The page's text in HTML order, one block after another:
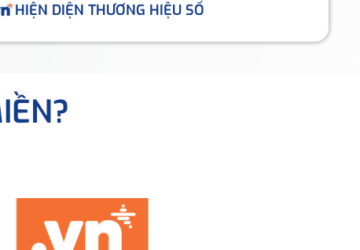
HIỆN DIỆN THƯƠNG HIỆU SỐ